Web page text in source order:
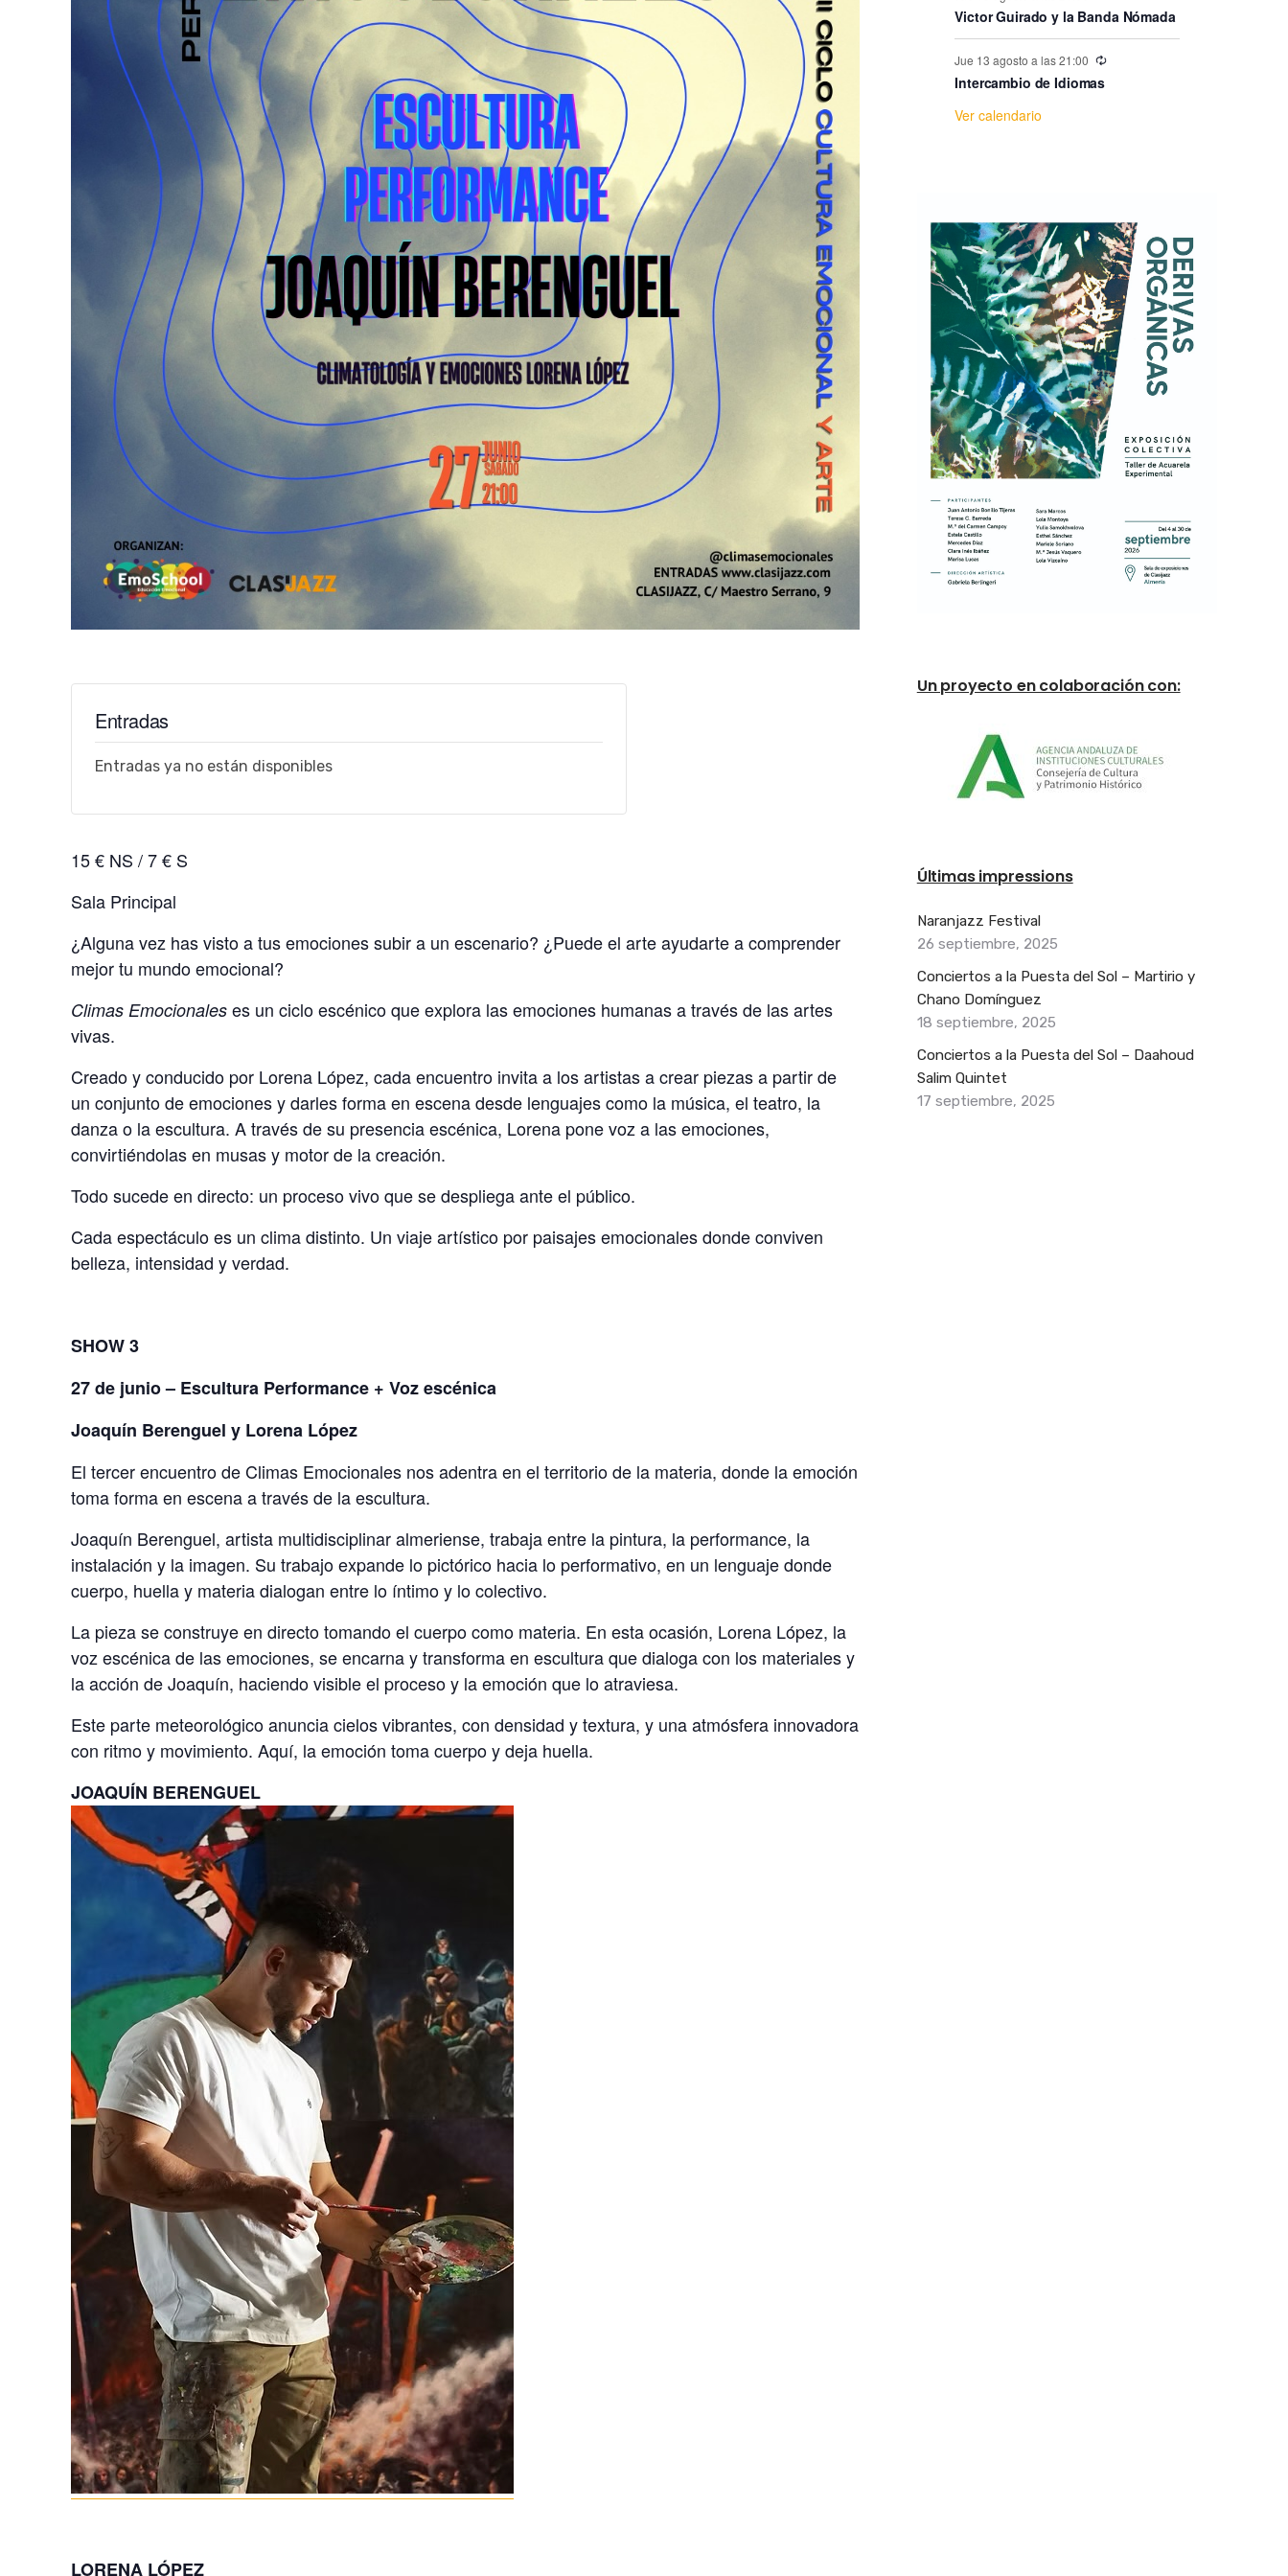
Entradas
Entradas ya no están disponibles
15 € NS / 7 € S
Sala Principal
¿Alguna vez has visto a tus emociones subir a un escenario? ¿Puede el arte ayudarte a comprender
mejor tu mundo emocional?
Climas Emocionales es un ciclo escénico que explora las emociones humanas a través de las artes
vivas.
Creado y conducido por Lorena López, cada encuentro invita a los artistas a crear piezas a partir de
un conjunto de emociones y darles forma en escena desde lenguajes como la música, el teatro, la
danza o la escultura. A través de su presencia escénica, Lorena pone voz a las emociones,
convirtiéndolas en musas y motor de la creación.
Todo sucede en directo: un proceso vivo que se despliega ante el público.
Cada espectáculo es un clima distinto. Un viaje artístico por paisajes emocionales donde conviven
belleza, intensidad y verdad.
SHOW 3
27 de junio – Escultura Performance + Voz escénica
Joaquín Berenguel y Lorena López
El tercer encuentro de Climas Emocionales nos adentra en el territorio de la materia, donde la emoción
toma forma en escena a través de la escultura.
Joaquín Berenguel, artista multidisciplinar almeriense, trabaja entre la pintura, la performance, la
instalación y la imagen. Su trabajo expande lo pictórico hacia lo performativo, en un lenguaje donde
cuerpo, huella y materia dialogan entre lo íntimo y lo colectivo.
La pieza se construye en directo tomando el cuerpo como materia. En esta ocasión, Lorena López, la
voz escénica de las emociones, se encarna y transforma en escultura que dialoga con los materiales y
la acción de Joaquín, haciendo visible el proceso y la emoción que lo atraviesa.
Este parte meteorológico anuncia cielos vibrantes, con densidad y textura, y una atmósfera innovadora
con ritmo y movimiento. Aquí, la emoción toma cuerpo y deja huella.
JOAQUÍN BERENGUEL
LORENA LÓPEZ
e
E
v
n
t
o
s
Victor Guirado y la Banda Nómada
Jue 13 agosto a las 21:00
Intercambio de Idiomas
Ver calendario
Un proyecto en colaboración con:
Últimas impressions
Naranjazz Festival
26 septiembre, 2025
Conciertos a la Puesta del Sol – Martirio y
Chano Domínguez
18 septiembre, 2025
Conciertos a la Puesta del Sol – Daahoud
Salim Quintet
17 septiembre, 2025